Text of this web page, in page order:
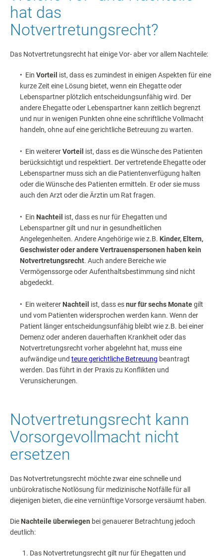
hat das
Notvertretungsrecht?
Das Notvertretungsrecht hat einige Vor- aber vor allem Nachteile:
• Ein Vorteil ist, dass es zumindest in einigen Aspekten für eine
kurze Zeit eine Lösung bietet, wenn ein Ehegatte oder
Lebenspartner plötzlich entscheidungsunfähig wird. Der
andere Ehegatte oder Lebenspartner kann zeitlich begrenzt
und nur in wenigen Punkten ohne eine schriftliche Vollmacht
handeln, ohne auf eine gerichtliche Betreuung zu warten.
• Ein weitererVorteil ist, dass es die Wünsche des Patienten
berücksichtigt und respektiert. Der vertretende Ehegatte oder
Lebenspartner muss sich an die Patientenverfügung halten
oder die Wünsche des Patienten ermitteln. Er oder sie muss
auch den Arzt oder die Ärztin um Rat fragen.
• Ein Nachteil ist, dass es nur für Ehegatten und
Lebenspartner gilt und nur in gesundheitlichen
Angelegenheiten. Andere Angehörige wie z.B. Kinder, Eltern,
Geschwister oder andere Vertrauenspersonen haben kein
Notvertretungsrecht. Auch andere Bereiche wie
Vermögenssorge oder Aufenthaltsbestimmung sind nicht
abgedeckt.
• Ein weiterer Nachteil ist, dass esnur für sechs Monategilt
und vom Patienten widersprochen werden kann. Wenn der
Patient länger entscheidungsunfähig bleibt wie z.B. bei einer
Demenz oder anderen dauerhaften Krankheit oder das
Notvertretungsrecht vorher abgelehnt hat, muss eine
aufwändige und teure gerichtliche Betreuung beantragt
werden. Das führt in der Praxis zu Konflikten und
Verunsicherungen.
Notvertretungsrecht kann
Vorsorgevollmacht nicht
ersetzen
Das Notvertretungsrecht möchte zwar eine schnelle und
unbürokratische Notlösung für medizinische Notfälle für all
diejenigen bieten, die eine vernünftige Vorsorge versäumt haben.
Die Nachteile überwiegen bei genauerer Betrachtung jedoch
deutlich:
Das Notvertretungsrecht gilt nur für Ehegatten und